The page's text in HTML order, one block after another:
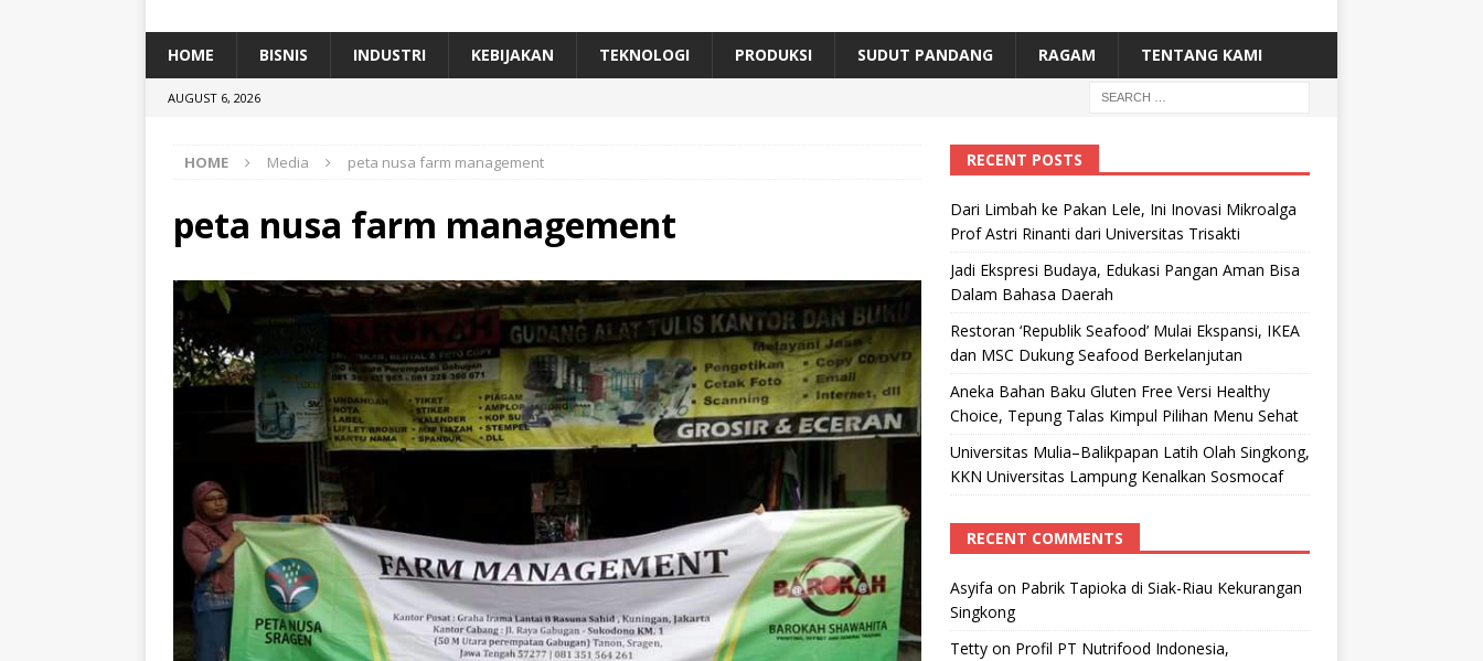
[ July 11, 2026 ] Dari Limbah ke Pakan Lele, Ini Inovasi Mikroalga Prof Astri Rinanti dari Universitas Trisakti
HOME BISNIS INDUSTRI KEBIJAKAN TEKNOLOGI PRODUKSI SUDUT PANDANG RAGAM TENTANG KAMI
AUGUST 6, 2026
HOME Media peta nusa farm management
peta nusa farm management
RECENT POSTS
Dari Limbah ke Pakan Lele, Ini Inovasi Mikroalga
Prof Astri Rinanti dari Universitas Trisakti
Jadi Ekspresi Budaya, Edukasi Pangan Aman Bisa
Dalam Bahasa Daerah
Restoran ‘Republik Seafood’ Mulai Ekspansi, IKEA
dan MSC Dukung Seafood Berkelanjutan
Aneka Bahan Baku Gluten Free Versi Healthy
Choice, Tepung Talas Kimpul Pilihan Menu Sehat
Universitas Mulia–Balikpapan Latih Olah Singkong,
KKN Universitas Lampung Kenalkan Sosmocaf
RECENT COMMENTS
Asyifa on Pabrik Tapioka di Siak-Riau Kekurangan
Singkong
Tettyon Profil PT Nutrifood Indonesia,